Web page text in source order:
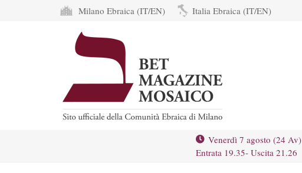
Milano Ebraica (IT/EN) Italia Ebraica (IT/EN)
Venerdì 7 agosto (24 Av)
Entrata 19.35- Uscita 21.26